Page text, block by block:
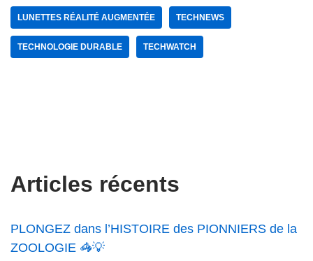
LUNETTES RÉALITÉ AUGMENTÉE TECHNEWS
TECHNOLOGIE DURABLE TECHWATCH
Articles récents
PLONGEZ dans l’HISTOIRE des PIONNIERS de la
ZOOLOGIE 🦓💡